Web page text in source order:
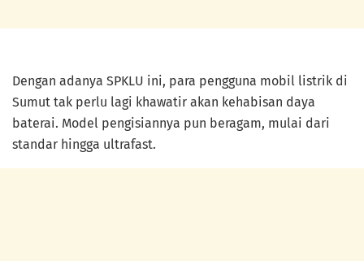
Dengan adanya SPKLU ini, para pengguna mobil listrik di
Sumut tak perlu lagi khawatir akan kehabisan daya
baterai. Model pengisiannya pun beragam, mulai dari
standar hingga ultrafast.